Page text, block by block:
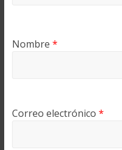
Nombre *
Correo electrónico *